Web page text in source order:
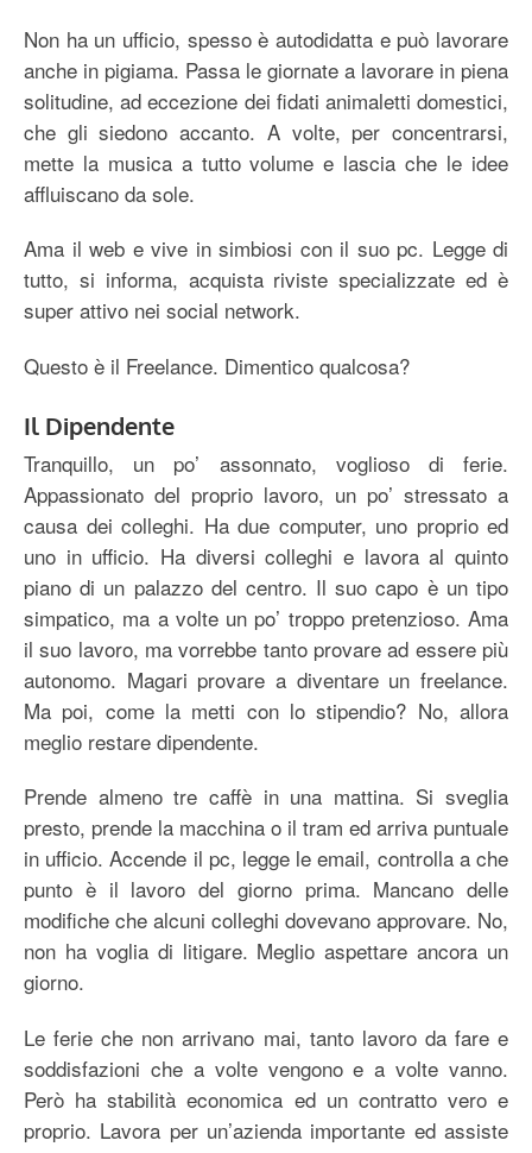
Non ha un ufficio, spesso è autodidatta e può lavorare
anche in pigiama. Passa le giornate a lavorare in piena
solitudine, ad eccezione dei fidati animaletti domestici,
che gli siedono accanto. A volte, per concentrarsi,
mette la musica a tutto volume e lascia che le idee
affluiscano da sole.
Ama il web e vive in simbiosi con il suo pc. Legge di
tutto, si informa, acquista riviste specializzate ed è
super attivo nei social network.
Questo è il Freelance. Dimentico qualcosa?
Il Dipendente
Tranquillo, un po’ assonnato, voglioso di ferie.
Appassionato del proprio lavoro, un po’ stressato a
causa dei colleghi. Ha due computer, uno proprio ed
uno in ufficio. Ha diversi colleghi e lavora al quinto
piano di un palazzo del centro. Il suo capo è un tipo
simpatico, ma a volte un po’ troppo pretenzioso. Ama
il suo lavoro, ma vorrebbe tanto provare ad essere più
autonomo. Magari provare a diventare un freelance.
Ma poi, come la metti con lo stipendio? No, allora
meglio restare dipendente.
Prende almeno tre caffè in una mattina. Si sveglia
presto, prende la macchina o il tram ed arriva puntuale
in ufficio. Accende il pc, legge le email, controlla a che
punto è il lavoro del giorno prima. Mancano delle
modifiche che alcuni colleghi dovevano approvare. No,
non ha voglia di litigare. Meglio aspettare ancora un
giorno.
Le ferie che non arrivano mai, tanto lavoro da fare e
soddisfazioni che a volte vengono e a volte vanno.
Però ha stabilità economica ed un contratto vero e
proprio. Lavora per un’azienda importante ed assiste